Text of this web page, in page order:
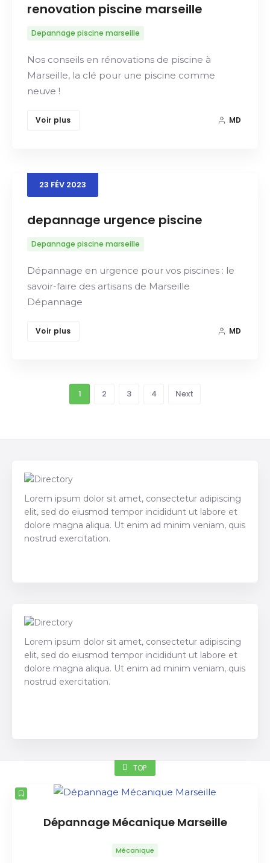
renovation piscine marseille
Depannage piscine marseille
Nos conseils en rénovations de piscine à
Marseille, la clé pour une piscine comme
neuve !
Voir plus MD
23 FÉV 2023
depannage urgence piscine
Depannage piscine marseille
Dépannage en urgence pour vos piscines : le
savoir-faire des artisans de Marseille
Dépannage
Voir plus MD
1 2 3 4 Next
Lorem ipsum dolor sit amet, consectetur adipiscing
elit, sed do eiusmod tempor incididunt ut labore et
dolore magna aliqua. Ut enim ad minim veniam, quis
nostrud exercitation.
Lorem ipsum dolor sit amet, consectetur adipiscing
elit, sed do eiusmod tempor incididunt ut labore et
dolore magna aliqua. Ut enim ad minim veniam, quis
nostrud exercitation.
TOP
Dépannage Mécanique Marseille
Mécanique